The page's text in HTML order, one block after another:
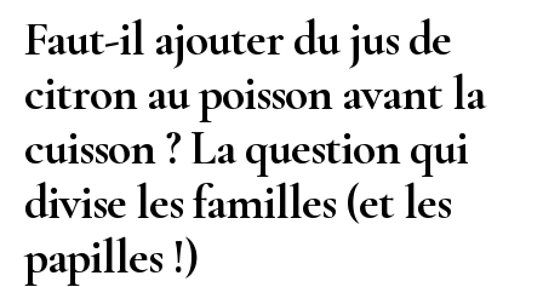
Faut-il ajouter du jus de
citron au poisson avant la
cuisson ? La question qui
divise les familles (et les
papilles !)